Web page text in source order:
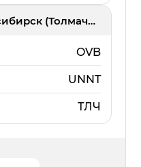
Новосибирск (Толмачёво)
OVB
UNNT
ТЛЧ